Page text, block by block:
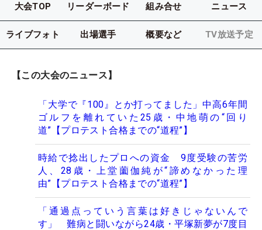
大会TOP リーダーボード 組み合せ ニュース
ライブフォト 出場選手 概要など TV放送予定
【この大会のニュース】
「大学で『100』とか打ってました」中高6年間
ゴルフを離れていた25歳・中地萌の“回り
道”【プロテスト合格までの“道程”】
時給で捻出したプロへの資金 9度受験の苦労
人、28歳・上堂薗伽純が“諦めなかった理
由”【プロテスト合格までの“道程”】
「通過点っていう言葉は好きじゃないんで
す」 難病と闘いながら24歳・平塚新夢が7度目